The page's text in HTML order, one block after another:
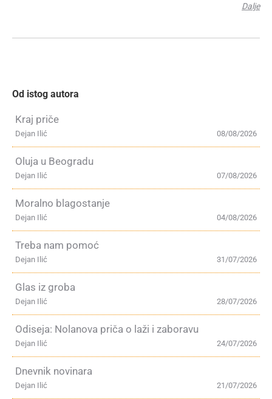
Dalje
Od istog autora
Kraj priče
08/08/2026
Dejan Ilić
Oluja u Beogradu
07/08/2026
Dejan Ilić
Moralno blagostanje
04/08/2026
Dejan Ilić
Treba nam pomoć
31/07/2026
Dejan Ilić
Glas iz groba
28/07/2026
Dejan Ilić
Odiseja: Nolanova priča o laži i zaboravu
24/07/2026
Dejan Ilić
Dnevnik novinara
21/07/2026
Dejan Ilić